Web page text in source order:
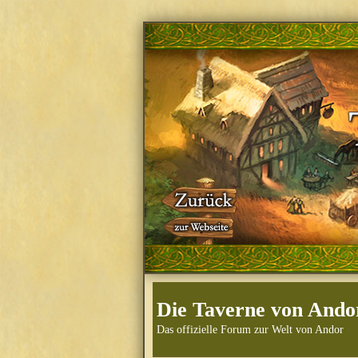
Die Taverne von
Das offizielle Forum zur Welt von Andor